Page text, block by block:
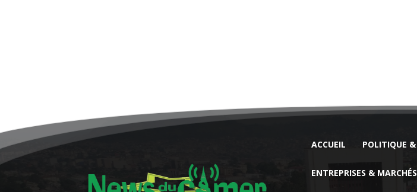
ACCUEIL POLITIQUE &
ENTREPRISES & MARCHÉS